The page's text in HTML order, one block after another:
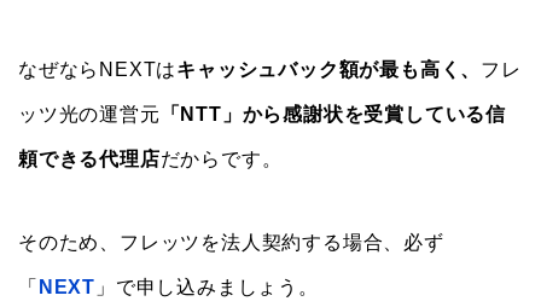
なぜならNEXTはキャッシュバック額が最も高く、 フレ
ッツ光の運営元 「NTT」から感謝状を受賞している信
頼できる代理店だからです。
そのため、フレッツを法人契約する場合、必ず
「 NEXT 」で申し込みましょう。